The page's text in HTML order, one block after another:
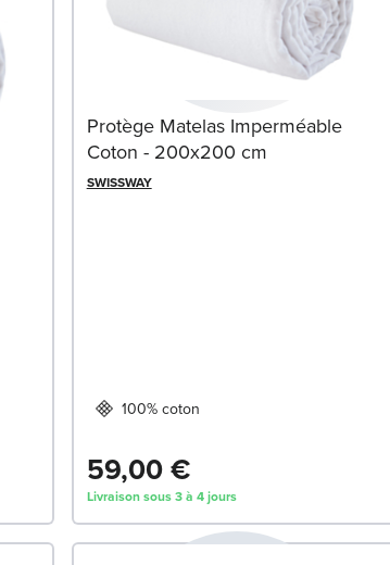
Protège Matelas Imperméable
Coton - 200x200 cm
SWISSWAY
100% coton
59,00 €
Livraison sous 3 à 4 jours